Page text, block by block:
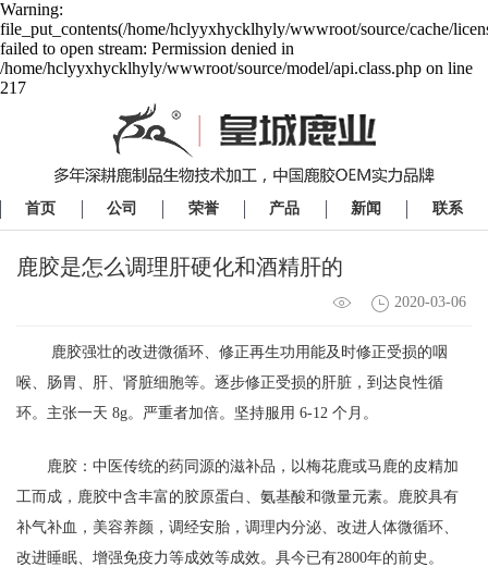
Warning:
file_put_contents(/home/hclyyxhycklhyly/wwwroot/source/cache/
failed to open stream: Permission denied in
/home/hclyyxhycklhyly/wwwroot/source/model/api.class.php on line
217
首页 公司 荣誉 产品 新闻 联系
鹿胶是怎么调理肝硬化和酒精肝的
2020-03-06
鹿胶强壮的改进微循环、修正再生功用能及时修正受损的咽
喉、肠胃、肝、肾脏细胞等。逐步修正受损的肝脏，到达良性循
环。主张一天 8g。严重者加倍。坚持服用 6-12 个月。
鹿胶：中医传统的药同源的滋补品，以梅花鹿或马鹿的皮精加
工而成，鹿胶中含丰富的胶原蛋白、氨基酸和微量元素。鹿胶具有
补气补血，美容养颜，调经安胎，调理内分泌、改进人体微循环、
改进睡眠、增强免疫力等成效等成效。具今已有2800年的前史。